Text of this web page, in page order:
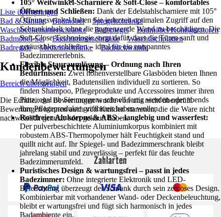
105° Weitwinkel-Scharniere & Soft-Close – komfortables
Öffnen und Schließen: Dank der Edelstahlscharniere mit 105°
Öffnungswinkel haben Sie jederzeit optimalen Zugriff auf den
Schrankinhalt, ohne die angrenzende Wand zu beschädigen. Die
Soft-Close-Technologie sorgt dafür, dass die Türen sanft und
geräuschlos schließen – ideal für ein entspanntes
Badezimmererlebnis.
Flexible Stauraumlösung – Ordnung nach Ihren
Bedürfnissen:Zwei höhenverstellbare Glasböden bieten Ihnen
die Möglichkeit, Badutensilien individuell zu sortieren. So
finden Shampoo, Pflegeprodukte und Accessoires immer ihren
Platz, egal ob Sie morgens schnell fertig werden oder abends
Ihre Pflegeprodukte griffbereit haben wollen.
Rostfreier Alukorpus & ABS – langlebig und wasserfest:
Der pulverbeschichtete Aluminiumkorpus kombiniert mit
robustem ABS-Thermopolymer hält Feuchtigkeit stand und
quillt nicht auf. Ihr Spiegel- und Badezimmerschrank bleibt
jahrelang stabil und zuverlässig – perfekt für das feuchte
Badezimmerumfeld.
Puristisches Design & wartungsfrei – passt in jedes
Badezimmer: Ohne integrierte Elektronik und LED-
Beleuchtung überzeugt der Schrank durch sein zeitloses Design.
Kombinierbar mit vorhandener Wand- oder Deckenbeleuchtung,
bleibt er wartungsfrei und fügt sich harmonisch in jedes
Badambiente ein.
Liste überspringen
Bad & Sanitär
Badmöbel
Spiegelschränke
Waschbeckenunterschränke
Badspiegel
Badmöbel Konfiguratoren
Badmöbel-Set
Badezimmerschränke
Waschtischplatten
Badregale
Medizinschränke Badrückwände
Kundenbewertungen
Bereich überspringen
Die Echtheit der Bewertungen wurde von uns nicht überprüft.
Bewertungen können auch von Kunden stammen, die die Ware nicht
nachweislich genutzt oder gekauft haben.
Zahlarten